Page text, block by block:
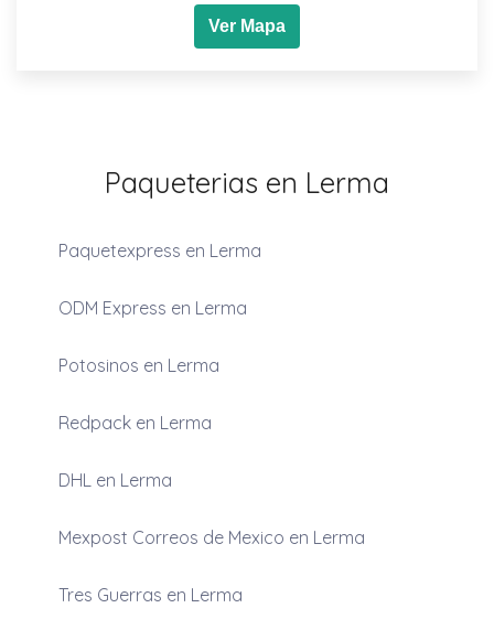
Ver Mapa
Paqueterias en Lerma
Paquetexpress en Lerma
ODM Express en Lerma
Potosinos en Lerma
Redpack en Lerma
DHL en Lerma
Mexpost Correos de Mexico en Lerma
Tres Guerras en Lerma